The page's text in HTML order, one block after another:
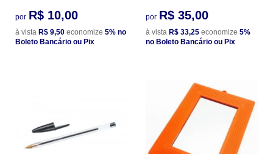
por R$ 10,00
à vista R$ 9,50 economize 5% no
Boleto Bancário ou Pix
por R$ 35,00
à vista R$ 33,25 economize 5%
no Boleto Bancário ou Pix